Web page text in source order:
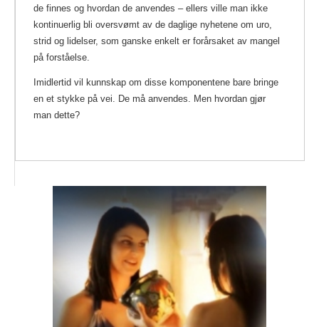
de finnes og hvordan de anvendes – ellers ville man ikke
kontinuerlig bli oversvømt av de daglige nyhetene om uro,
strid og lidelser, som ganske enkelt er forårsaket av mangel
på forståelse.
Imidlertid vil kunnskap om disse komponentene bare bringe
en et stykke på vei. De må anvendes. Men hvordan gjør
man dette?